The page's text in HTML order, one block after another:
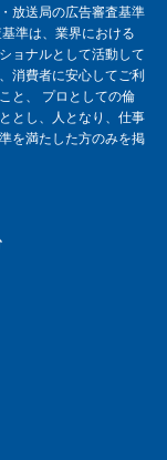
放送局の広告審査基準
準は、業界における
ョナルとして活動して
消費者に安心してご利
と、 プロとしての倫
とし、人となり、仕事
を満たした方のみを掲